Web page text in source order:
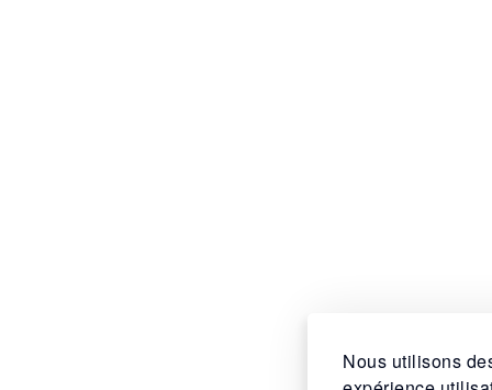
Nous utilisons